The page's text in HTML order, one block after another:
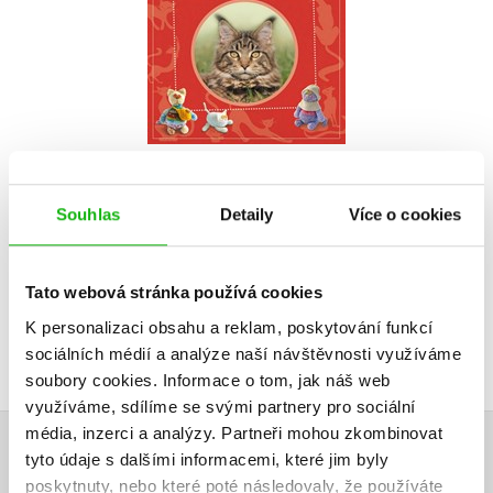
Souhlas Detaily Více o cookies
Tato webová stránka používá cookies
K personalizaci obsahu a reklam, poskytování funkcí
sociálních médií a analýze naší návštěvnosti využíváme
soubory cookies. Informace o tom, jak náš web
využíváme, sdílíme se svými partnery pro sociální
média, inzerci a analýzy. Partneři mohou zkombinovat
tyto údaje s dalšími informacemi, které jim byly
poskytnuty, nebo které poté následovaly, že používáte
Kolektiv
49 Kč
39 Kč
HODNOCENÍ ČTENÁŘŮ